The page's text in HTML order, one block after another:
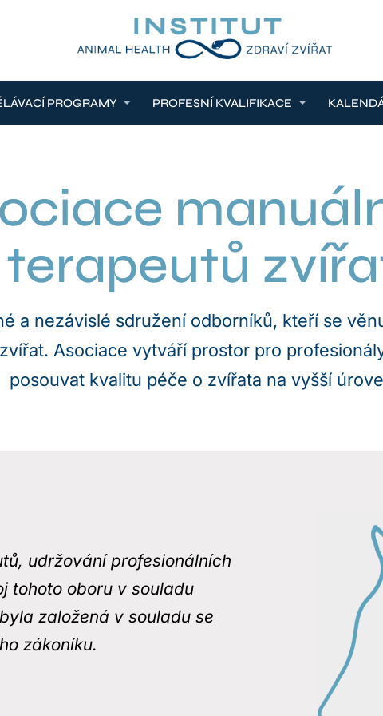
PROGRAMY PROFESNÍ KVALIFIKACE
terapeutů
a nezávislé sdružení odborníků, kteří se
Asociace vytváří prostor pro
posouvat kvalitu péče o zvířata na vyšší
udržování profesionálních
tohoto oboru v souladu
založená v souladu se
zákoníku.